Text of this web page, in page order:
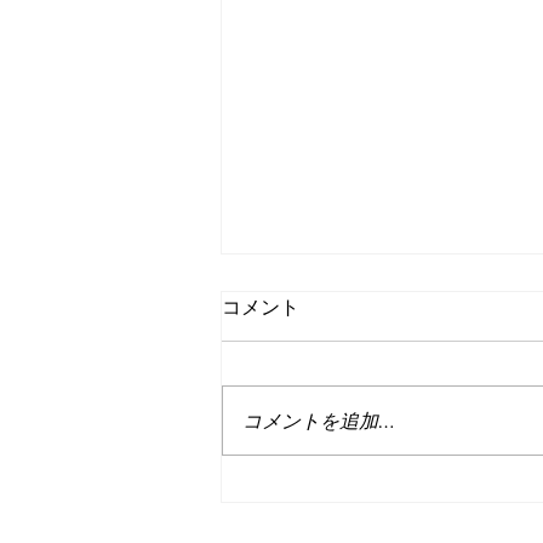
コメント
コメントを追加…